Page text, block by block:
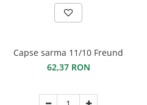
Clesti inchidere in streasina
Clesti blocatori
Clesti inchidere capace atic
Ferestre de mansarda
Cleme fixe si mobile
Ornamente invelitori
Capse sarma 11/10 Freund
62,37 RON